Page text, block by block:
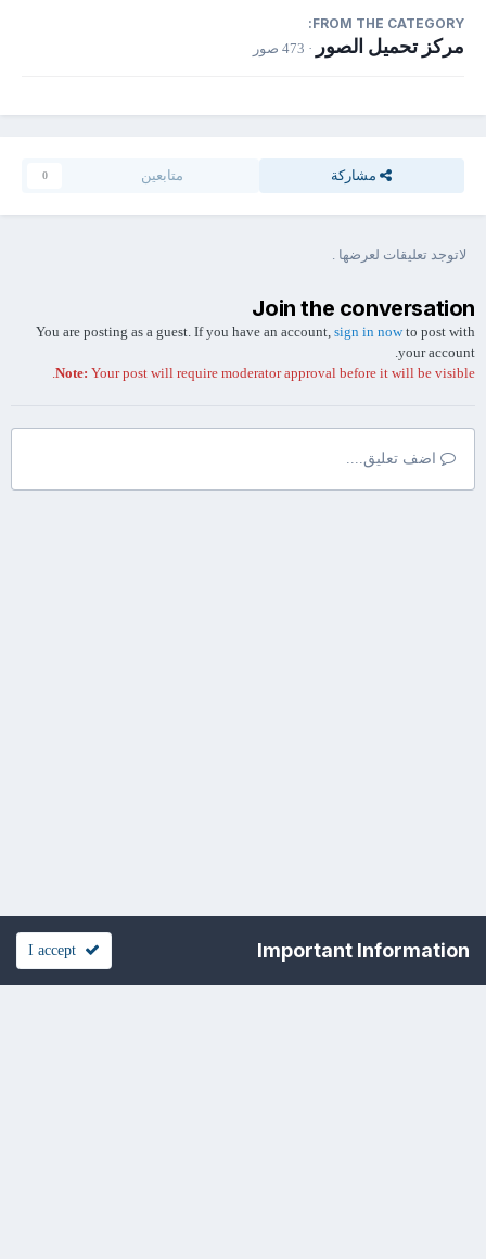
FROM THE CATEGORY:
مركز تحميل الصور · 473 صور
مشاركة متابعين 0
لاتوجد تعليقات لعرضها .
Join the conversation
You are posting as a guest. If you have an account, sign in nowto post with
your account.
Note: Your post will require moderator approval before it will be visible.
اضف تعليق....
Important Information